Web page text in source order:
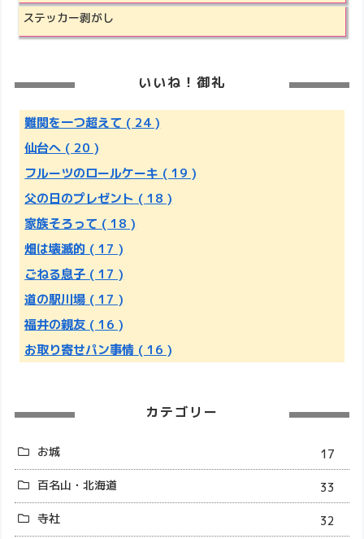
ステッカー剥がし
いいね！御礼
難関を一つ超えて ( 24 )
仙台へ ( 20 )
フルーツのロールケーキ ( 19 )
父の日のプレゼント ( 18 )
家族そろって ( 18 )
畑は壊滅的 ( 17 )
ごねる息子 ( 17 )
道の駅川場 ( 17 )
福井の親友 ( 16 )
お取り寄せパン事情 ( 16 )
カテゴリー
お城
17
百名山・北海道
33
寺社
32